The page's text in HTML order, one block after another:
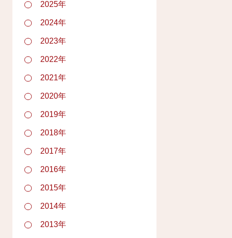
2025年
2024年
2023年
2022年
2021年
2020年
2019年
2018年
2017年
2016年
2015年
2014年
2013年